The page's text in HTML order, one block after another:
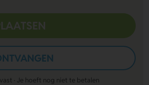
· Je hoeft nog niet te betalen